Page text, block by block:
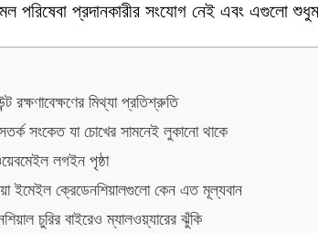
পরিষেবা প্রদানকারীর সংযোগ নেই এবং এগুলো
রক্ষণাবেক্ষণের মিথ্যা প্রতিশ্রুতি
সংকেত যা চোখের সামনেই লুকানো থাকে
লগইন পৃষ্ঠা
ইমেইল ক্রেডেনশিয়ালগুলো কেন এত মূল্যবান
চুরির বাইরেও ম্যালওয়্যারের ঝুঁকি